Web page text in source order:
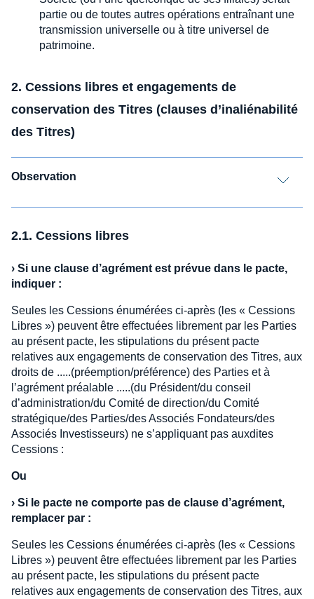
partie ou de toutes autres opérations entraînant une
transmission universelle ou à titre universel de
patrimoine.
2. Cessions libres et engagements de
conservation des Titres (clauses d’inaliénabilité
des Titres)
Observation
2.1. Cessions libres
› Si une clause d’agrément est prévue dans le pacte,
indiquer :
Seules les Cessions énumérées ci-après (les « Cessions
Libres ») peuvent être effectuées librement par les Parties
au présent pacte, les stipulations du présent pacte
relatives aux engagements de conservation des Titres, aux
droits de .....(préemption/préférence) des Parties et à
l’agrément préalable .....(du Président/du conseil
d’administration/du Comité de direction/du Comité
stratégique/des Parties/des Associés Fondateurs/des
Associés Investisseurs) ne s’appliquant pas auxdites
Cessions :
Ou
› Si le pacte ne comporte pas de clause d’agrément,
remplacer par :
Seules les Cessions énumérées ci-après (les « Cessions
Libres ») peuvent être effectuées librement par les Parties
au présent pacte, les stipulations du présent pacte
relatives aux engagements de conservation des Titres, aux